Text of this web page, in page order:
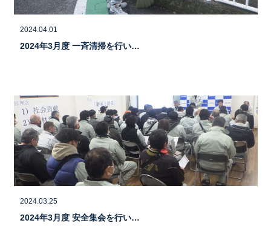
2024.04.01
2024年3月度 一斉清掃を行い…
2024.03.25
2024年3月度 安全集会を行い…